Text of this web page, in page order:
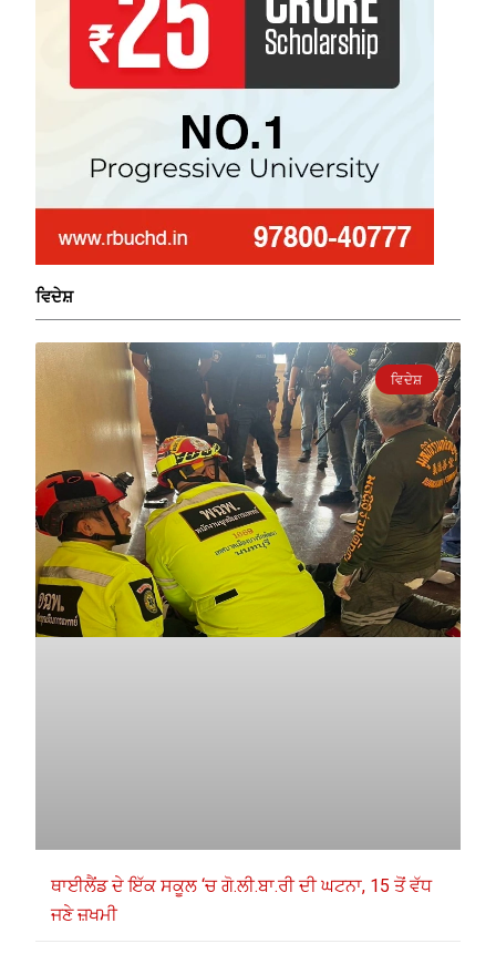
ਵਿਦੇਸ਼
ਵਿਦੇਸ਼
ਥਾਈਲੈਂਡ ਦੇ ਇੱਕ ਸਕੂਲ ‘ਚ ਗੋ.ਲੀ.ਬਾ.ਰੀ ਦੀ ਘਟਨਾ, 15 ਤੋਂ ਵੱਧ
ਜਣੇ ਜ਼ਖਮੀ